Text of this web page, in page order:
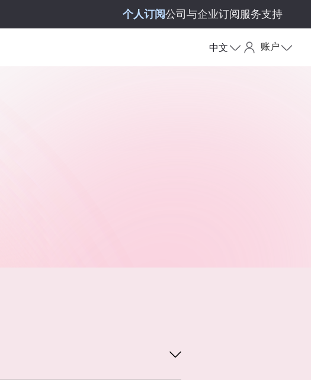
个人订阅公司与企业订阅服务支持
中文 账户